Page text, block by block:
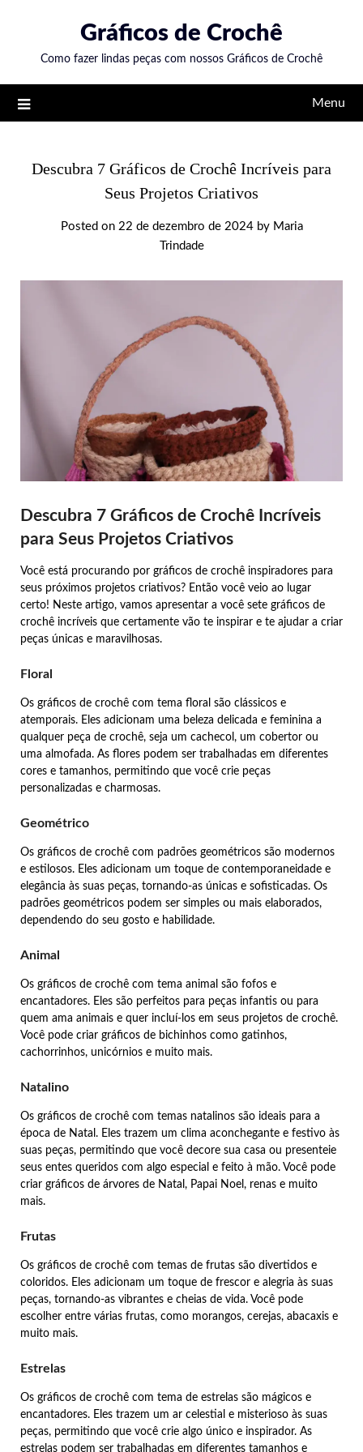
content
Gráficos de Crochê
Como fazer lindas peças com nossos Gráficos de Crochê
Menu
Descubra 7 Gráficos de Crochê Incríveis para
Seus Projetos Criativos
Posted on 22 de dezembro de 2024by Maria
Trindade
Descubra 7 Gráficos de Crochê Incríveis
para Seus Projetos Criativos
Você está procurando por gráficos de crochê inspiradores para
seus próximos projetos criativos? Então você veio ao lugar
certo! Neste artigo, vamos apresentar a você sete gráficos de
crochê incríveis que certamente vão te inspirar e te ajudar a criar
peças únicas e maravilhosas.
Floral
Os gráficos de crochê com tema floral são clássicos e
atemporais. Eles adicionam uma beleza delicada e feminina a
qualquer peça de crochê, seja um cachecol, um cobertor ou
uma almofada. As flores podem ser trabalhadas em diferentes
cores e tamanhos, permitindo que você crie peças
personalizadas e charmosas.
Geométrico
Os gráficos de crochê com padrões geométricos são modernos
e estilosos. Eles adicionam um toque de contemporaneidade e
elegância às suas peças, tornando-as únicas e sofisticadas. Os
padrões geométricos podem ser simples ou mais elaborados,
dependendo do seu gosto e habilidade.
Animal
Os gráficos de crochê com tema animal são fofos e
encantadores. Eles são perfeitos para peças infantis ou para
quem ama animais e quer incluí-los em seus projetos de crochê.
Você pode criar gráficos de bichinhos como gatinhos,
cachorrinhos, unicórnios e muito mais.
Natalino
Os gráficos de crochê com temas natalinos são ideais para a
época de Natal. Eles trazem um clima aconchegante e festivo às
suas peças, permitindo que você decore sua casa ou presenteie
seus entes queridos com algo especial e feito à mão. Você pode
criar gráficos de árvores de Natal, Papai Noel, renas e muito
mais.
Frutas
Os gráficos de crochê com temas de frutas são divertidos e
coloridos. Eles adicionam um toque de frescor e alegria às suas
peças, tornando-as vibrantes e cheias de vida. Você pode
escolher entre várias frutas, como morangos, cerejas, abacaxis e
muito mais.
Estrelas
Os gráficos de crochê com tema de estrelas são mágicos e
encantadores. Eles trazem um ar celestial e misterioso às suas
peças, permitindo que você crie algo único e inspirador. As
estrelas podem ser trabalhadas em diferentes tamanhos e